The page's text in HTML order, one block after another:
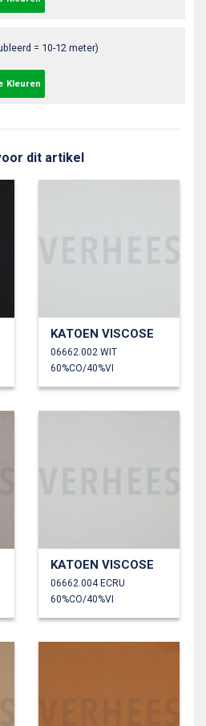
= 10-12 meter)
Kleuren
dit artikel
KATOEN VISCOSE
06662.002 WIT
60%CO/40%VI
KATOEN VISCOSE
06662.004 ECRU
60%CO/40%VI